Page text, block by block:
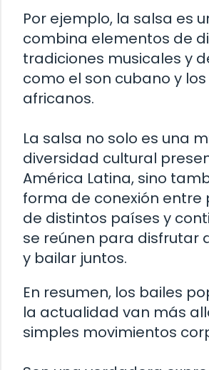
Por ejemplo, la salsa es
combina elementos de
tradiciones musicales y
como el son cubano y
africanos.
La salsa no solo es una
diversidad cultural
América Latina, sino
forma de conexión entre
de distintos países y
se reúnen para disfrutar
y bailar juntos.
En resumen, los bailes
la actualidad van más
simples movimientos